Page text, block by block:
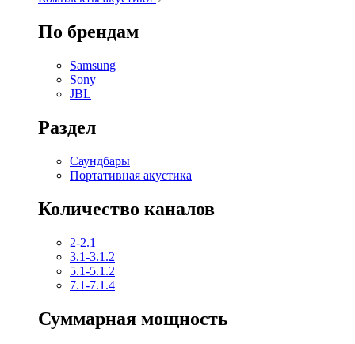
По брендам
Samsung
Sony
JBL
Раздел
Саундбары
Портативная акустика
Количество каналов
2-2.1
3.1-3.1.2
5.1-5.1.2
7.1-7.1.4
Суммарная мощность